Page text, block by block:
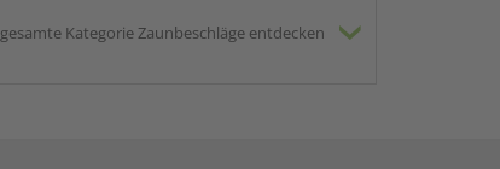
gesamte Kategorie Zaunbeschläge entdecken